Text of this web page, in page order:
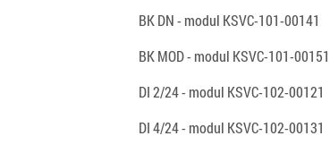
BK DN - modul KSVC-101-00141
BK MOD - modul KSVC-101-00151
DI 2/24 - modul KSVC-102-00121
DI 4/24 - modul KSVC-102-00131